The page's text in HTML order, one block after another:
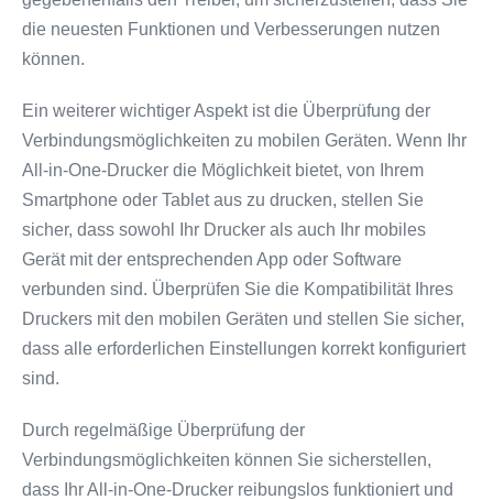
die neuesten Funktionen und Verbesserungen nutzen
können.
Ein weiterer wichtiger Aspekt ist die Überprüfung der
Verbindungsmöglichkeiten zu mobilen Geräten. Wenn Ihr
All-in-One-Drucker die Möglichkeit bietet, von Ihrem
Smartphone oder Tablet aus zu drucken, stellen Sie
sicher, dass sowohl Ihr Drucker als auch Ihr mobiles
Gerät mit der entsprechenden App oder Software
verbunden sind. Überprüfen Sie die Kompatibilität Ihres
Druckers mit den mobilen Geräten und stellen Sie sicher,
dass alle erforderlichen Einstellungen korrekt konfiguriert
sind.
Durch regelmäßige Überprüfung der
Verbindungsmöglichkeiten können Sie sicherstellen,
dass Ihr All-in-One-Drucker reibungslos funktioniert und